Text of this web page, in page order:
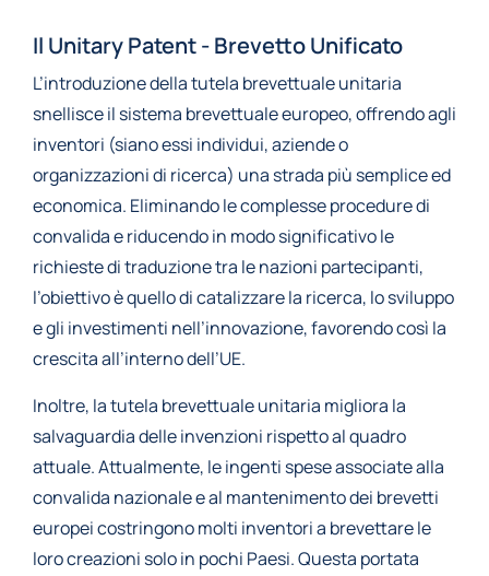
Il Unitary Patent - Brevetto Unificato
L’introduzione della tutela brevettuale unitaria
snellisce il sistema brevettuale europeo, offrendo agli
inventori (siano essi individui, aziende o
organizzazioni di ricerca) una strada più semplice ed
economica. Eliminando le complesse procedure di
convalida e riducendo in modo significativo le
richieste di traduzione tra le nazioni partecipanti,
l’obiettivo è quello di catalizzare la ricerca, lo sviluppo
e gli investimenti nell’innovazione, favorendo così la
crescita all’interno dell’UE.
Inoltre, la tutela brevettuale unitaria migliora la
salvaguardia delle invenzioni rispetto al quadro
attuale. Attualmente, le ingenti spese associate alla
convalida nazionale e al mantenimento dei brevetti
europei costringono molti inventori a brevettare le
loro creazioni solo in pochi Paesi. Questa portata